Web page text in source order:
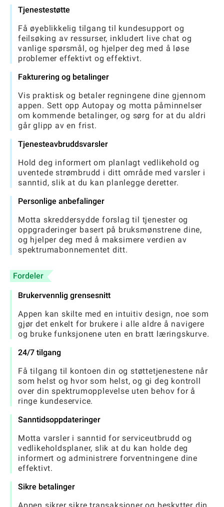
Tjenestestøtte
Få øyeblikkelig tilgang til kundesupport og
feilsøking av ressurser, inkludert live chat og
vanlige spørsmål, og hjelper deg med å løse
problemer effektivt og effektivt.
Fakturering og betalinger
Vis praktisk og betaler regningene dine gjennom
appen. Sett opp Autopay og motta påminnelser
om kommende betalinger, og sørg for at du aldri
går glipp av en frist.
Tjenesteavbruddsvarsler
Hold deg informert om planlagt vedlikehold og
uventede strømbrudd i ditt område med varsler i
sanntid, slik at du kan planlegge deretter.
Personlige anbefalinger
Motta skreddersydde forslag til tjenester og
oppgraderinger basert på bruksmønstrene dine,
og hjelper deg med å maksimere verdien av
spektrumabonnementet ditt.
Fordeler
Brukervennlig grensesnitt
Appen kan skilte med en intuitiv design, noe som
gjør det enkelt for brukere i alle aldre å navigere
og bruke funksjonene uten en bratt læringskurve.
24/7 tilgang
Få tilgang til kontoen din og støttetjenestene når
som helst og hvor som helst, og gi deg kontroll
over din spektrumopplevelse uten behov for å
ringe kundeservice.
Sanntidsoppdateringer
Motta varsler i sanntid for serviceutbrudd og
vedlikeholdsplaner, slik at du kan holde deg
informert og administrere forventningene dine
effektivt.
Sikre betalinger